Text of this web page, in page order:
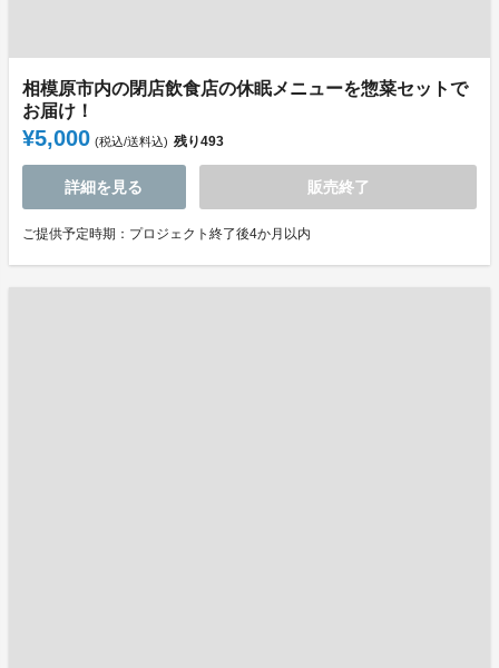
相模原市内の閉店飲食店の休眠メニューを惣菜セットで
お届け！
¥5,000 (税込/送料込) 残り493
詳細を見る 販売終了
ご提供予定時期：プロジェクト終了後4か月以内